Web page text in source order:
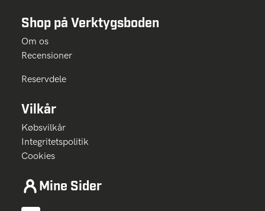
Shop på Verktygsboden
Om os
Recensioner
Reservdele
Vilkår
Købsvilkår
Integritetspolitik
Cookies
Mine Sider